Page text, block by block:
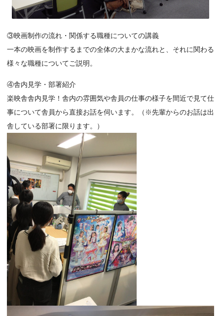
③映画制作の流れ・関係する職種についての講義
一本の映画を制作するまでの全体の大まかな流れと、それに関わる
様々な職種についてご説明。
④舎内見学・部署紹介
楽映舎舎内見学！舎内の雰囲気や舎員の仕事の様子を間近で見て仕
事について舎員から直接お話を伺います。（※先輩からのお話は出
舎している部署に限ります。）